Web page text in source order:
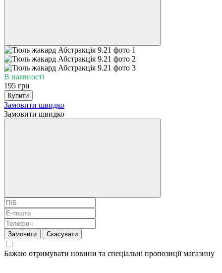
В наявності
195 грн
Купити
Замовити швидко
Замовити швидко
Замовити Скасувати
Бажаю отримувати новини та спеціальні пропозиціїмагазину